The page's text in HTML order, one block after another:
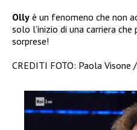
Olly è un fenomeno che non
solo l’inizio di una carriera
sorprese!
CREDITI FOTO: Paola Visone